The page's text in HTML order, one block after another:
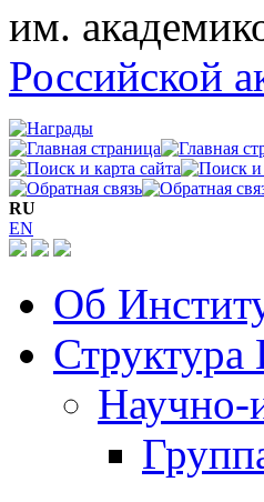
им.
Российской
RU
EN
Об
Структура
Научно-